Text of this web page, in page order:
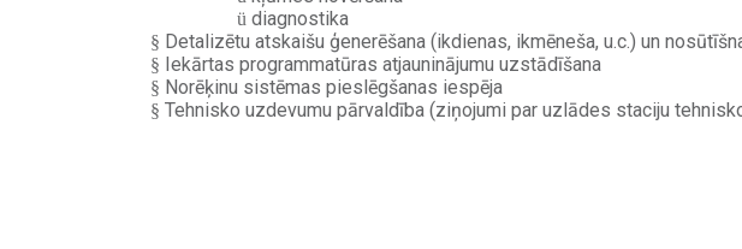
ü diagnostika
§ Detalizētu atskaišu ģenerēšana (ikdienas, ikmēneša, u.c.) un
§ Iekārtas programmatūras atjauninājumu uzstādīšana
§ Norēķinu sistēmas pieslēgšanas iespēja
§ Tehnisko uzdevumu pārvaldība (ziņojumi par uzlādes staciju